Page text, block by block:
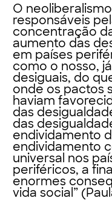
O
responsáveis
concentração
aumento das
em países
como o nosso,
desiguais, do
onde os pactos
haviam
das
das
endividamento
endividamento
universal nos
periféricos, a
enormes
vida social”